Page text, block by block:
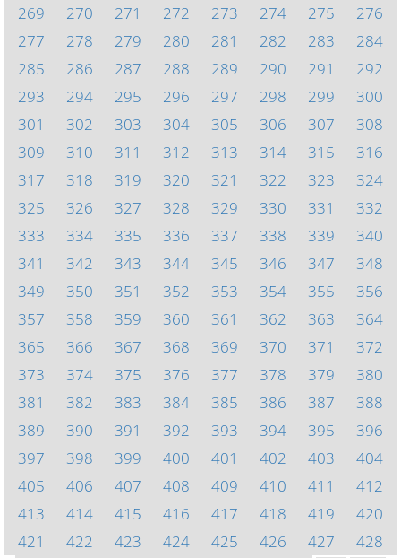
269
270 271 272 273 274 275
276
277
278 279 280 281 282 283
284
285
286 287 288 289 290 291
292
293
294 295 296 297 298 299
300
301
302 303 304 305 306 307
308
309
310 311 312 313 314 315
316
317
318 319 320 321 322 323
324
325
326 327 328 329 330 331
332
333
334 335 336 337 338 339
340
341
342 343 344 345 346 347
348
349
350 351 352 353 354 355
356
357
358 359 360 361 362 363
364
365
366 367 368 369 370 371
372
373
374 375 376 377 378 379
380
381
382 383 384 385 386 387
388
389
390 391 392 393 394 395
396
397
398 399 400 401 402 403
404
405
406 407 408 409 410 411
412
413
414 415 416 417 418 419
420
421
422 423 424 425 426 427 428